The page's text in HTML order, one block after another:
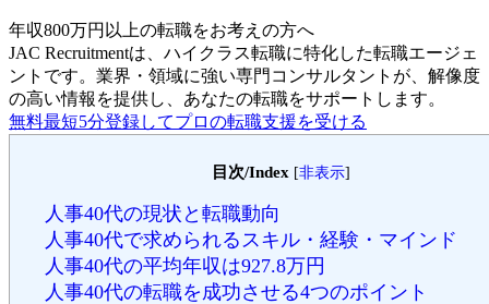
年収800万円以上の転職をお考えの方へ
JAC Recruitmentは、ハイクラス転職に特化した転職エージェ
ントです。 業界・領域に強い専門コンサルタントが、解像度
の高い情報を提供し、あなたの転職をサポートします。
無料最短5分登録してプロの転職支援を受ける
目次/Index [非表示]
人事40代の現状と転職動向
人事40代で求められるスキル・経験・マインド
人事40代の平均年収は927.8万円
人事40代の転職を成功させる4つのポイント